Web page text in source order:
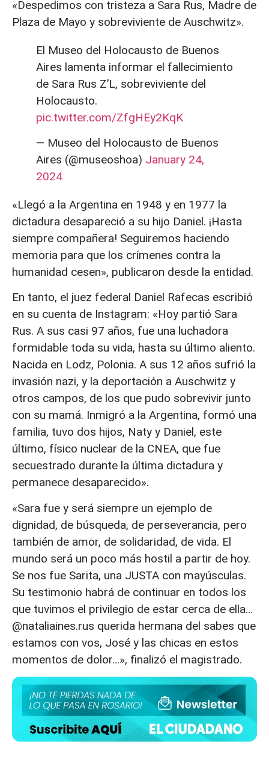
«Despedimos con tristeza a Sara Rus, Madre de
Plaza de Mayo y sobreviviente de Auschwitz».
El Museo del Holocausto de Buenos
Aires lamenta informar el fallecimiento
de Sara Rus Z’L, sobreviviente del
Holocausto.
pic.twitter.com/ZfgHEy2KqK
— Museo del Holocausto de Buenos
Aires (@museoshoa) January 24,
2024
«Llegó a la Argentina en 1948 y en 1977 la
dictadura desapareció a su hijo Daniel. ¡Hasta
siempre compañera! Seguiremos haciendo
memoria para que los crímenes contra la
humanidad cesen», publicaron desde la entidad.
En tanto, el juez federal Daniel Rafecas escribió
en su cuenta de Instagram: «Hoy partió Sara
Rus. A sus casi 97 años, fue una luchadora
formidable toda su vida, hasta su último aliento.
Nacida en Lodz, Polonia. A sus 12 años sufrió la
invasión nazi, y la deportación a Auschwitz y
otros campos, de los que pudo sobrevivir junto
con su mamá. Inmigró a la Argentina, formó una
familia, tuvo dos hijos, Naty y Daniel, este
último, físico nuclear de la CNEA, que fue
secuestrado durante la última dictadura y
permanece desaparecido».
«Sara fue y será siempre un ejemplo de
dignidad, de búsqueda, de perseverancia, pero
también de amor, de solidaridad, de vida. El
mundo será un poco más hostil a partir de hoy.
Se nos fue Sarita, una JUSTA con mayúsculas.
Su testimonio habrá de continuar en todos los
que tuvimos el privilegio de estar cerca de ella…
@nataliaines.rus querida hermana del sabes que
estamos con vos, José y las chicas en estos
momentos de dolor…», finalizó el magistrado.